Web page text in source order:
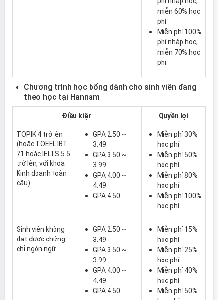
miễn 60% học
phí
Miễn phí 100%
phí nhập học,
miễn 70% học
phí
Chương trình học bổng dành cho sinh viên đang
theo học tại Hannam
Điều kiện Quyền lợi
TOPIK 4 trở lên
(hoặc TOEFL IBT
71 hoặc IELTS 5.5
trở lên, với khoa
Kinh doanh toàn
cầu)
GPA 2.50 ~
3.49
GPA 3.50 ~
3.99
GPA 4.00 ~
4.49
GPA 4.50
Miễn phí 30%
học phí
Miễn phí 50%
học phí
Miễn phí 80%
học phí
Miễn phí 100%
học phí
Sinh viên không
đạt được chứng
chỉ ngôn ngữ
GPA 2.50 ~
3.49
GPA 3.50 ~
3.99
GPA 4.00 ~
4.49
GPA 4.50
Miễn phí 15%
học phí
Miễn phí 25%
học phí
Miễn phí 40%
học phí
Miễn phí 50%